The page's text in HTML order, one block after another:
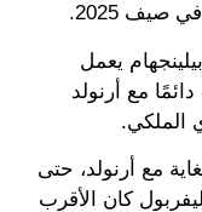
2025.
يعمل
مع أرنولد
الملكي.
مع أرنولد، حتى
كان الأقرب